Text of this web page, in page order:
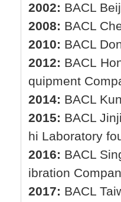
2002: BACL
2008: BACL
2010: BACL
2012: BACL
quipment
2014: BACL
2015: BACL
hi Laboratory
2016: BACL
ibration
2017: BACL